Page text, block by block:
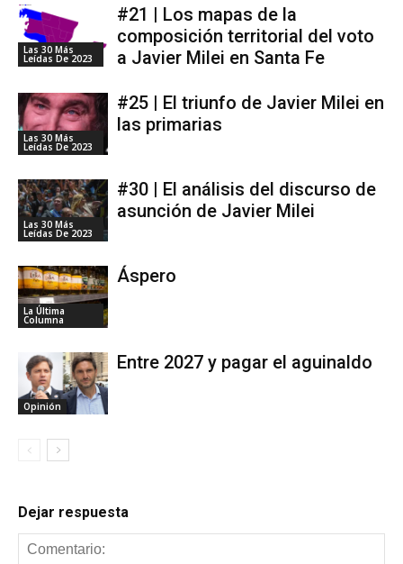
Las 30 Más
Leídas De 2023
#21 | Los mapas de la
composición territorial del voto
a Javier Milei en Santa Fe
Las 30 Más
Leídas De 2023
#25 | El triunfo de Javier Milei en
las primarias
Las 30 Más
Leídas De 2023
#30 | El análisis del discurso de
asunción de Javier Milei
La Última
Columna
Áspero
Opinión
Entre 2027 y pagar el aguinaldo
Dejar respuesta